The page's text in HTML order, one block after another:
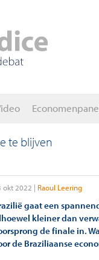
te blijven
okt 2022 Raoul Leering
gaat een
kleiner dan
de finale in.
de Braziliaanse